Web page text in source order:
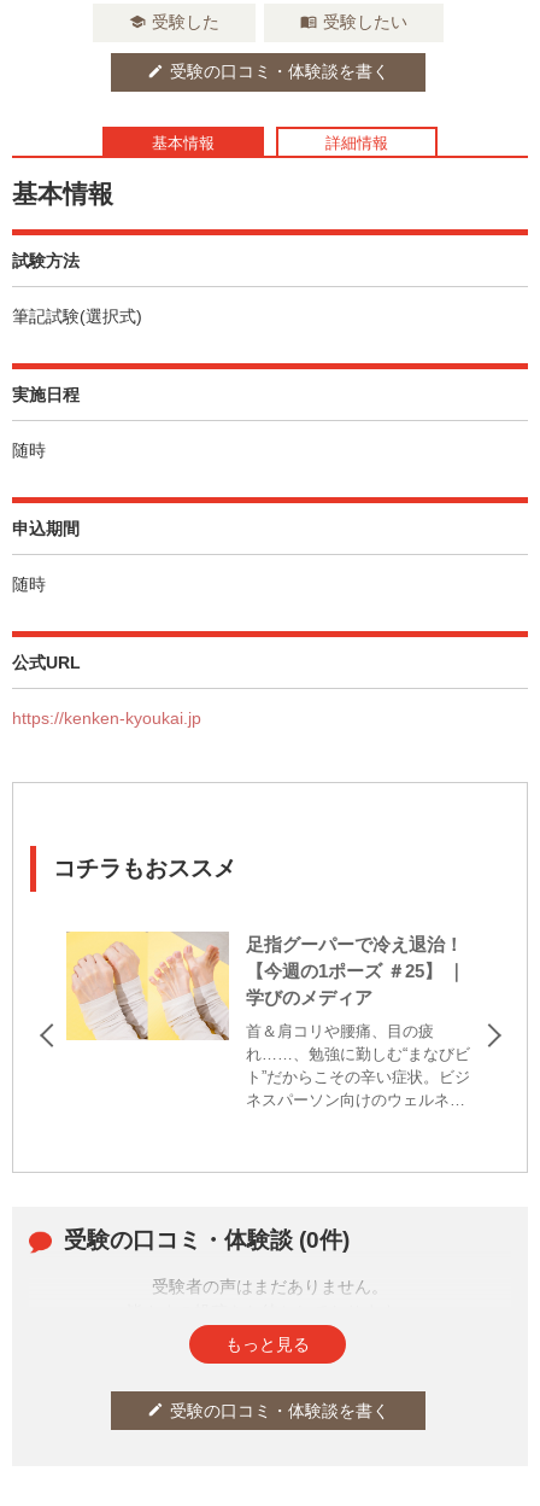
school 受験した menu_book 受験したい
edit 受験の口コミ・体験談を書く
基本情報 詳細情報
基本情報
試験方法
筆記試験(選択式)
実施日程
随時
申込期間
随時
公式URL
https://kenken-kyoukai.jp
コチラもおススメ
足指グーパーで冷え退治！
【今週の1ポーズ ＃25】 ｜
学びのメディア
首＆肩コリや腰痛、目の疲
れ……、勉強に勤しむ“まなびビ
ト”だからこその辛い症状。ビジ
ネスパーソン向けのウェルネス
んに、症状を和らげる簡単1ポー
で冷え症を解消するポーズをご
受験の口コミ・体験談 (0件)
受験者の声はまだありません。
もっと見る
edit 受験の口コミ・体験談を書く